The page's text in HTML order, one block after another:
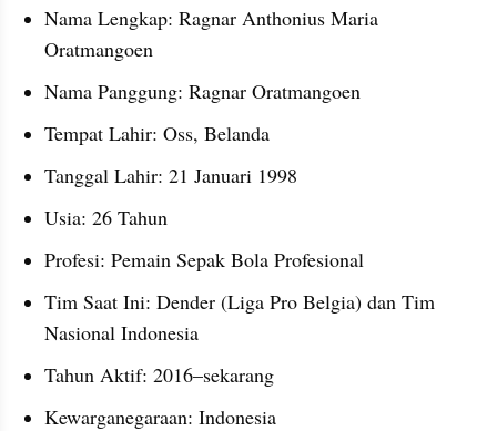
Nama Lengkap: Ragnar Anthonius Maria
Oratmangoen
Nama Panggung: Ragnar Oratmangoen
Tempat Lahir: Oss, Belanda
Tanggal Lahir: 21 Januari 1998
Usia: 26 Tahun
Profesi: Pemain Sepak Bola Profesional
Tim Saat Ini: Dender (Liga Pro Belgia) dan Tim
Nasional Indonesia
Tahun Aktif: 2016–sekarang
Kewarganegaraan: Indonesia